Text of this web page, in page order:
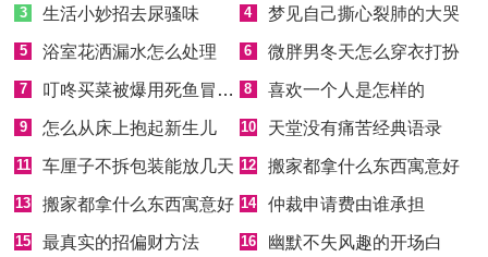
3 生活小妙招去尿骚味 4 梦见自己撕心裂肺的大哭
5 浴室花洒漏水怎么处理 6 微胖男冬天怎么穿衣打扮
7 叮咚买菜被爆用死鱼冒充活鱼被约谈 8 喜欢一个人是怎样的
9 怎么从床上抱起新生儿 10 天堂没有痛苦经典语录
11 车厘子不拆包装能放几天 12 搬家都拿什么东西寓意好
13 搬家都拿什么东西寓意好 14 仲裁申请费由谁承担
15 最真实的招偏财方法 16 幽默不失风趣的开场白